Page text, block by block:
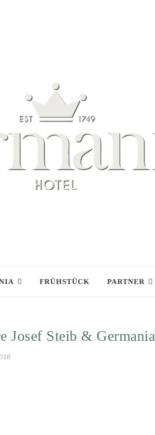
FRÜHSTÜCK PARTNER
Josef Steib & Germania